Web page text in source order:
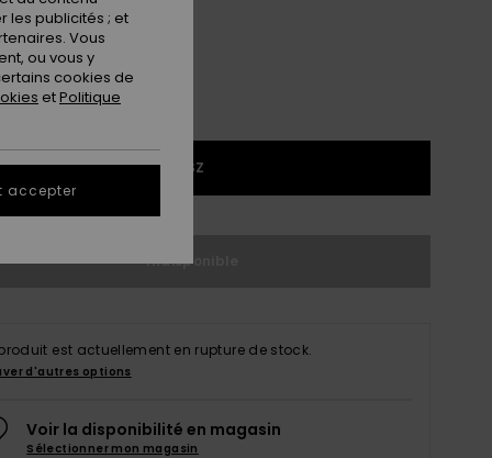
1SZ
Indisponible
est actuellement en rupture de stock.
d'autres options
Voir la disponibilité en magasin
Sélectionner mon magasin
les publicités ; et
Vous
ou vous y
cookies de
etPolitique
accepter